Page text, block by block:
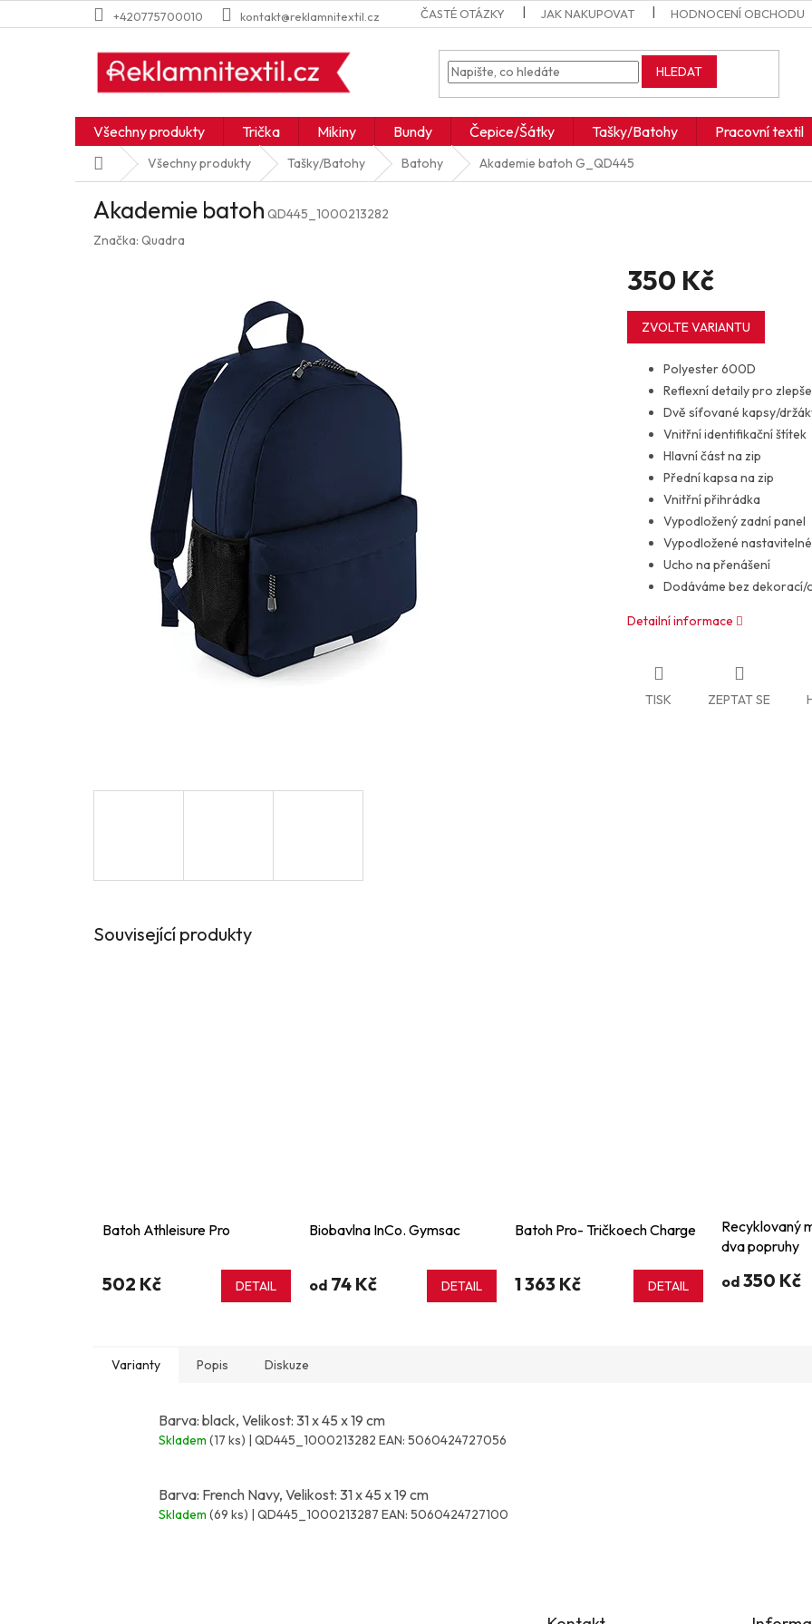
na
+420775700010 kontakt@reklamnitextil.cz ČASTÉ OTÁZKY JAK NAKUPOVAT HODNOCENÍ OBCHODU
HLEDAT
Všechny produkty Trička Mikiny Bundy Čepice/Šátky Tašky/Batohy Pracovní textil
Domů Všechny produkty Tašky/Batohy Batohy Akademie batoh G_QD445
Akademie batoh QD445_1000213282
Značka: Quadra
350 Kč
Měrná
cena:
ZVOLTE VARIANTU
Polyester 600D
Reflexní detaily pro
Dvě síťované kapsy/
Vnitřní identifikační štítek
Hlavní část na zip
Přední kapsa na zip
Vnitřní přihrádka
Vypodložený zadní panel
Vypodložené
Ucho na přenášení
Dodáváme bez dekorací/
Detailní informace
TISK ZEPTAT SE
Související produkty
Batoh Athleisure Pro
502 Kč DETAIL
Biobavlna InCo. Gymsac
od74 Kč DETAIL
Batoh Pro- Tričkoech Charge
1 363 Kč DETAIL
Recyklovaný
dva popruhy
od350 Kč
Varianty Popis Diskuze
Barva: black, Velikost: 31 x 45 x 19 cm
Skladem (17 ks) | QD445_1000213282 EAN: 5060424727056
Barva: French Navy, Velikost: 31 x 45 x 19 cm
Skladem (69 ks) | QD445_1000213287 EAN: 5060424727100